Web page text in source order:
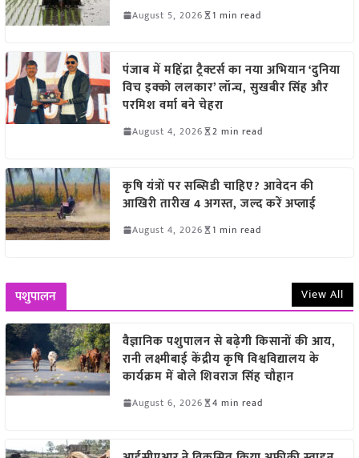
August 5, 2026 1 min read
पंजाब में महिंद्रा ट्रैक्टर्स का नया अभियान ‘दुनिया
विच इक्को ललकार’ लॉन्च, सुखबीर सिंह और
परमिश वर्मा बने चेहरा
August 4, 2026 2 min read
कृषि यंत्रों पर सब्सिडी चाहिए? आवेदन की
आखिरी तारीख 4 अगस्त, जल्द करें अप्लाई
August 4, 2026 1 min read
पशुपालन View All
वैज्ञानिक पशुपालन से बढ़ेगी किसानों की आय,
रानी लक्ष्मीबाई केंद्रीय कृषि विश्वविद्यालय के
कार्यक्रम में बोले शिवराज सिंह चौहान
August 6, 2026 4 min read